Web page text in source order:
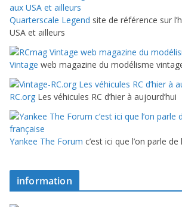
Quarterscale Legend site de référence sur
USA et ailleurs
Vintage web magazine du modélisme
RC.org Les véhicules RC d’hier à aujourd’hui
Yankee The Forum c’est ici que l’on parle
information